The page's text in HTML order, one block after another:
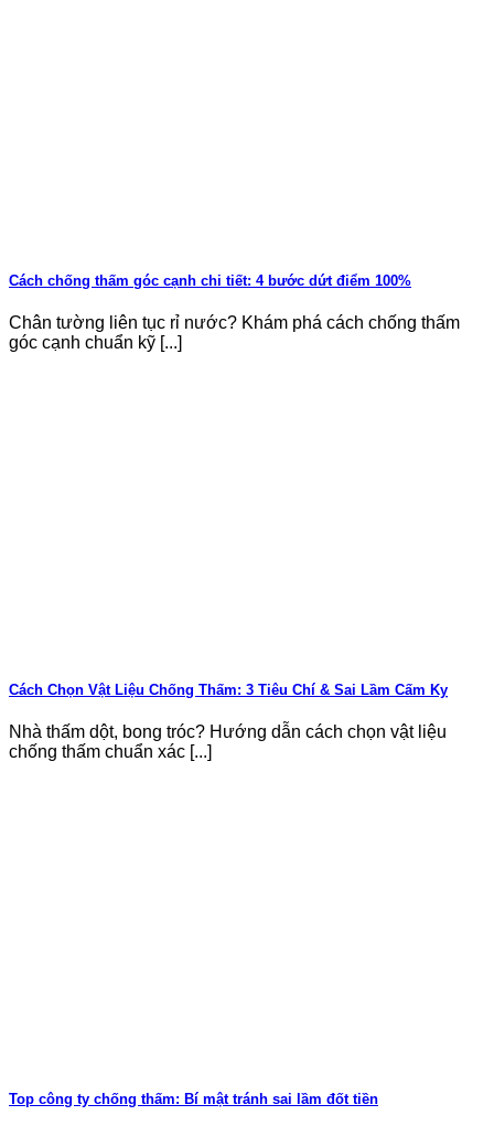
Cách chống thấm góc cạnh chi tiết: 4 bước dứt điểm 100%
Chân tường liên tục rỉ nước? Khám phá cách chống thấm
góc cạnh chuẩn kỹ [...]
Cách Chọn Vật Liệu Chống Thấm: 3 Tiêu Chí & Sai Lầm Cấm Kỵ
Nhà thấm dột, bong tróc? Hướng dẫn cách chọn vật liệu
chống thấm chuẩn xác [...]
Top công ty chống thấm: Bí mật tránh sai lầm đốt tiền